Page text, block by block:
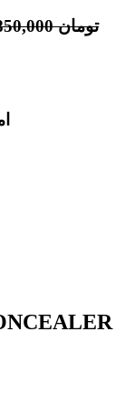
تومان